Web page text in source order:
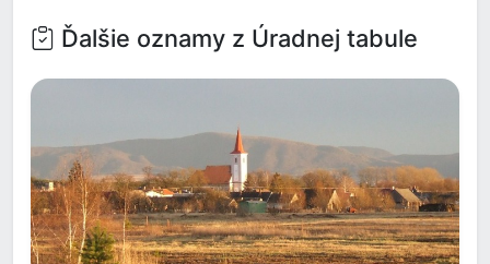
Ďalšie oznamy z Úradnej tabule